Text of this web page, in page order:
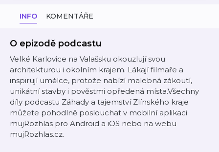
INFO KOMENTÁŘE
O epizodě podcastu
Velké Karlovice na Valašsku okouzlují svou
architekturou i okolním krajem. Lákají filmaře a
inspirují umělce, protože nabízí malebná zákoutí,
unikátní stavby i pověstmi opředená místa.Všechny
díly podcastu Záhady a tajemství Zlínského kraje
můžete pohodlně poslouchat v mobilní aplikaci
mujRozhlas pro Android a iOS nebo na webu
mujRozhlas.cz.